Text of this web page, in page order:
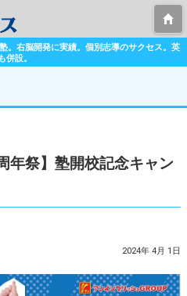
右脳開発に実績。個別志導のサクセス。英
設。
年祭】塾開校記念キャン
2024年 4月 1日